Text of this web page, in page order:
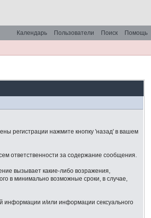
Помощь
Поиск
Пользователи
Календарь
регистрации нажмите кнопку 'назад' в вашем
ответственности за содержание сообщения.
вызывает какие-либо возражения,
в минимально возможные сроки, в случае,
информации и/или информации сексуального